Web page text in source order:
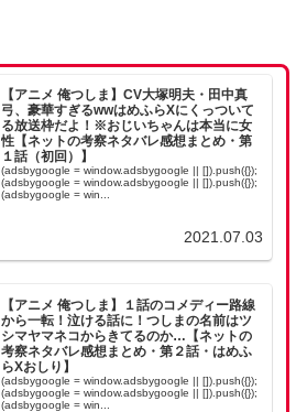
【アニメ 俺つしま】CV大塚明夫・田中真
弓、豪華すぎるwwはめふらXにくっついて
る放送枠だよ！※おじいちゃんは本当に女
性【ネットの考察ネタバレ感想まとめ・第
１話（初回）】
(adsbygoogle = window.adsbygoogle || []).push({});
(adsbygoogle = window.adsbygoogle || []).push({});
(adsbygoogle = win...
2021.07.03
【アニメ 俺つしま】１話のコメディー路線
から一転！泣ける話に！つしまの名前はツ
シマヤマネコからきてるのか…【ネットの
考察ネタバレ感想まとめ・第２話・はめふ
らXおしり】
(adsbygoogle = window.adsbygoogle || []).push({});
(adsbygoogle = window.adsbygoogle || []).push({});
(adsbygoogle = win...